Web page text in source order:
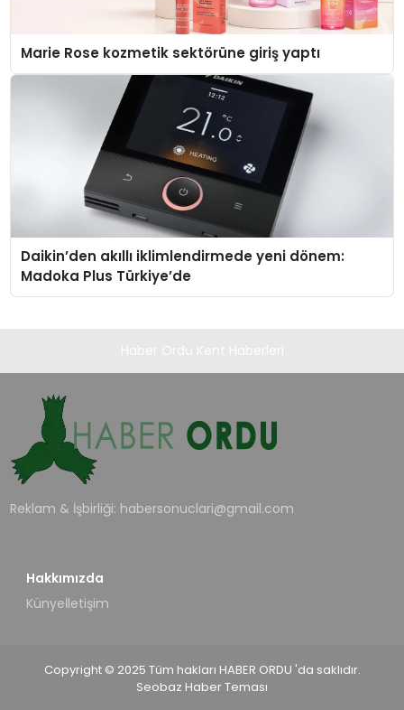
Marie Rose kozmetik sektörüne giriş yaptı
Daikin’den akıllı iklimlendirmede yeni dönem:
Madoka Plus Türkiye’de
Reklam & İşbirliği: habersonuclari@gmail.com
Hakkımızda
Künyeİletişim
Copyright © 2025 Tüm hakları HABER ORDU 'da saklıdır.
Seobaz Haber Teması